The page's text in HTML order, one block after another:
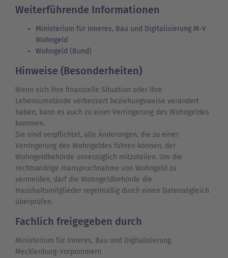
Weiterführende Informationen
Ministerium für Inneres, Bau und Digitalisierung M-V
Wohngeld
Wohngeld (Bund)
Hinweise (Besonderheiten)
Wenn sich Ihre finanzielle Situation oder Ihre
Lebensumstände verbessert beziehungsweise verändert
haben, kann es auch zu einer Verringerung des Wohngeldes
kommen.
Sie sind verpflichtet, alle Änderungen, die zu einer
Verringerung des Wohngeldes führen können, der
Wohngeldbehörde unverzüglich mitzuteilen. Um die
rechtswidrige Inanspruchnahme von Wohngeld zu
vermeiden, darf die Wohngeldbehörde die
Haushaltsmitglieder regelmäßig durch einen Datenabgleich
überprüfen.
Fachlich freigegeben durch
Ministerium für Inneres, Bau und Digitalisierung
Mecklenburg-Vorpommern